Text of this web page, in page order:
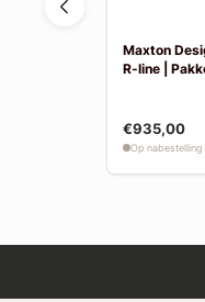
Maxton
R-line |
€935,00
Op nabestelling